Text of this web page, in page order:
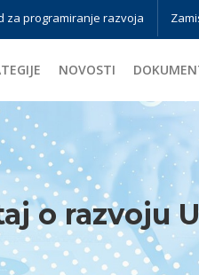
za programiranje razvoja
NOVOSTI
o razvoju